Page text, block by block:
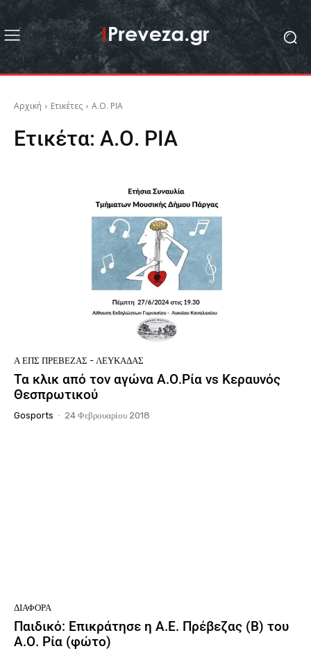
Αρχική Ετικέτες Α.Ο. ΡΙΑ
Ετικέτα: Α.Ο. ΡΙΑ
Ά ΕΠΣ ΠΡΈΒΕΖΑΣ - ΛΕΥΚΆΔΑΣ
Τα κλικ από τον αγώνα Α.Ο.Ρία vs Κεραυνός
Θεσπρωτικού
Gosports - 24 Φεβρουαρίου 2018
ΔΙΆΦΟΡΑ
Παιδικό: Επικράτησε η Α.Ε. Πρέβεζας (Β) του
Α.Ο. Ρία (φώτο)